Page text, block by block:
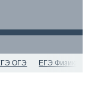
ОГЭ ЕГЭ Физика